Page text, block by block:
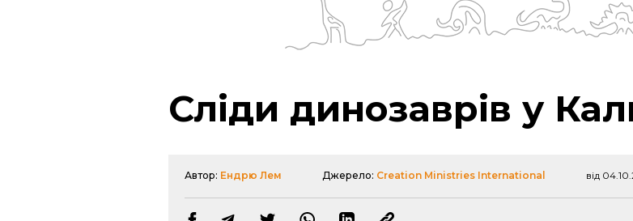
Сліди динозаврів у
Автор: Ендрю Лем Джерело: Creation Ministries International від